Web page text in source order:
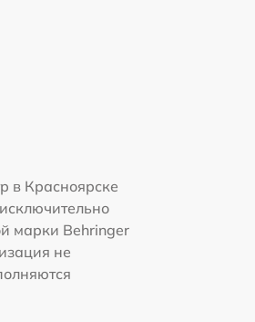
в Красноярске
марки Behringer
не